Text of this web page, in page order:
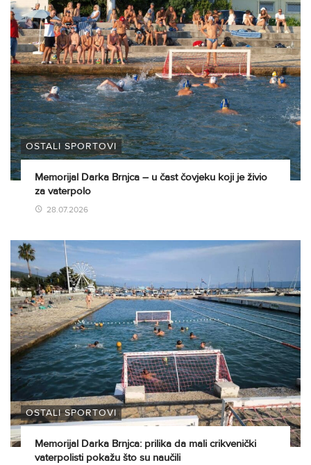
OSTALI SPORTOVI
Memorijal Darka Brnjca – u čast čovjeku koji je živio
za vaterpolo
28.07.2026
OSTALI SPORTOVI
Memorijal Darka Brnjca: prilika da mali crikvenički
vaterpolisti pokažu što su naučili